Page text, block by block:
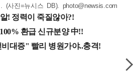
(사진=뉴시스 DB). photo@newsis.com